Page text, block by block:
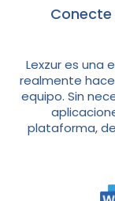
Lexzur es una
realmente
equipo. Sin
plataforma,